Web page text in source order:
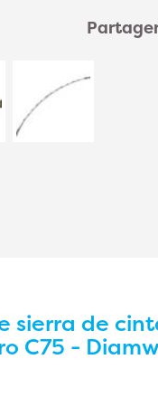
sierra de
C75 -